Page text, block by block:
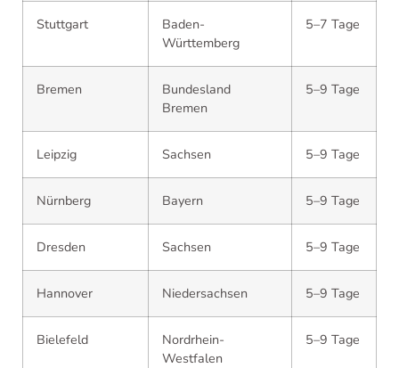
Stuttgart
Baden-
Württemberg
5–7 Tage
Bremen
Bundesland
Bremen
5–9 Tage
Leipzig Sachsen 5–9 Tage
Nürnberg Bayern 5–9 Tage
Dresden Sachsen 5–9 Tage
Hannover Niedersachsen 5–9 Tage
Bielefeld
Nordrhein-
Westfalen
5–9 Tage